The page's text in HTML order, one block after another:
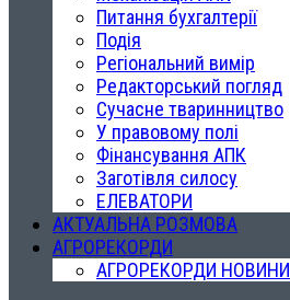
Питання бухгалтерії
Подія
Регіональний вимір
Редакторський погляд
Сучасне тваринництво
У правовому полі
Фінансування АПК
Заготівля силосу
ЕЛЕВАТОРИ
АКТУАЛЬНА РОЗМОВА
АГРОРЕКОРДИ
АГРОРЕКОРДИ НОВИНИ